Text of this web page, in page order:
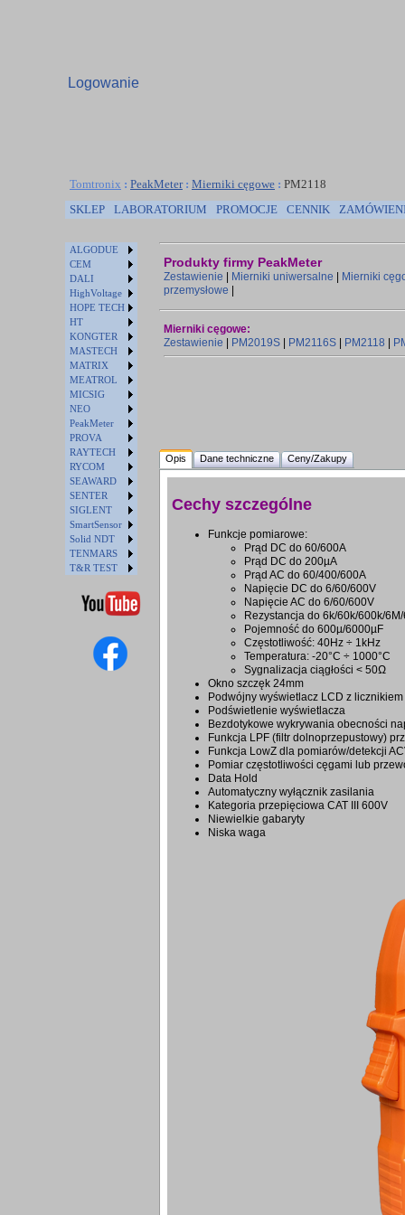
Logowanie
Tomtronix : PeakMeter: Mierniki cęgowe : PM2118
SKLEP
LABORATORIUM PROMOCJE CENNIK
ALGODUE
CEM
DALI
HighVoltage
HOPE TECH
HT
KONGTER
MASTECH
MATRIX
MEATROL
MICSIG
NEO
PeakMeter
PROVA
RAYTECH
RYCOM
SEAWARD
SENTER
SIGLENT
SmartSensor
Solid NDT
TENMARS
T&R TEST
Produkty firmy PeakMeter
Zestawienie Mierniki uniwersalne
Mierniki
przemysłowe
Mierniki cęgowe:
Zestawienie
PM2019S PM2116S PM2118
Opis Dane techniczne Ceny/Zakupy
Cechy szczególne
Funkcje pomiarowe:
Prąd DC do 60/600A
Prąd DC do 200µA
Prąd AC do 60/400/600A
Napięcie DC do 6/60/600V
Napięcie AC do 6/60/600V
Rezystancja do 6k/60k/600k/
Pojemność do 600µ/6000µF
Częstotliwość: 40Hz ÷ 1kHz
Temperatura: -20°C ÷ 1000°C
Sygnalizacja ciągłości < 50Ω
Okno szczęk 24mm
Podwójny wyświetlacz LCD z
Podświetlenie wyświetlacza
Bezdotykowe wykrywania obecności
Funkcja LPF (filtr dolnoprzepustowy)
Funkcja LowZ dla pomiarów/detekcji
Pomiar częstotliwości cęgami lub
Data Hold
Automatyczny wyłącznik zasilania
Kategoria przepięciowa CAT III 600V
Niewielkie gabaryty
Niska waga